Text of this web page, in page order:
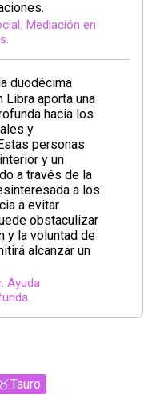
Mediación en
duodécima
Libra aporta una
hacia los
y
personas
y un
a través de la
a los
a evitar
obstaculizar
y la voluntad de
alcanzar un
Ayuda
Tauro